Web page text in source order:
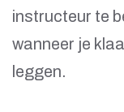
instructeur te
wanneer je
leggen.